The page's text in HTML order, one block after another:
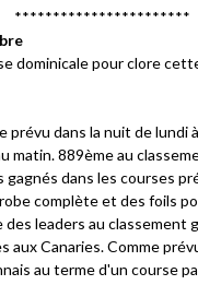
***********************
dominicale pour clore
prévu dans la nuit de lundi
matin. 889ème au
gagnés dans les courses
complète et des foils
leaders au classement
aux Canaries. Comme
au terme d'un course